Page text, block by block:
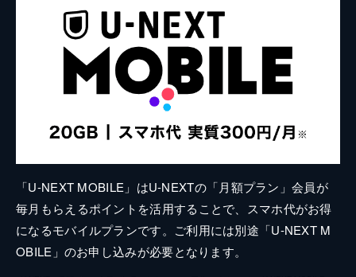
「U-NEXT MOBILE」はU-NEXTの「月額プラン」会員が
毎月もらえるポイントを活用することで、スマホ代がお得
になるモバイルプランです。ご利用には別途「U-NEXT M
OBILE」のお申し込みが必要となります。